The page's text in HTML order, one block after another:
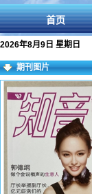
首页
2026年8月9日 星期日
期刊图片